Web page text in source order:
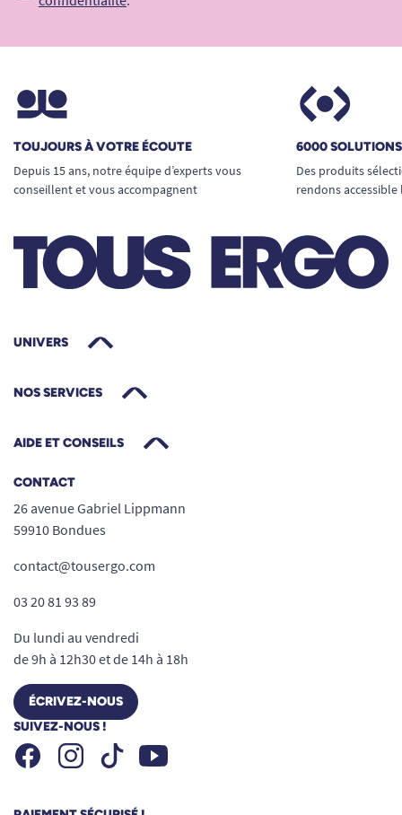
TOUJOURS À VOTRE ÉCOUTE
Depuis 15 ans, notre équipe d’experts vous
conseillent et vous accompagnent
6000
Des produits
rendons
UNIVERS
NOS SERVICES
AIDE ET CONSEILS
CONTACT
26 avenue Gabriel Lippmann
59910 Bondues
contact@tousergo.com
03 20 81 93 89
Du lundi au vendredi
de 9h à 12h30 et de 14h à 18h
ÉCRIVEZ-NOUS
SUIVEZ-NOUS !
FacebookInstagramTiktok Youtube